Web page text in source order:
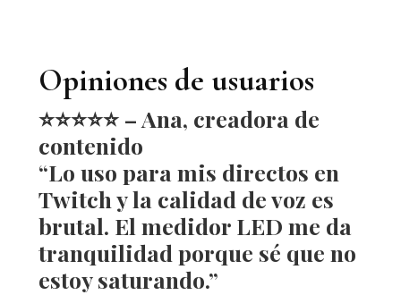
Opiniones de usuarios
⭐️⭐️⭐️⭐️⭐️ – Ana, creadora de
contenido
“Lo uso para mis directos en
Twitch y la calidad de voz es
brutal. El medidor LED me da
tranquilidad porque sé que no
estoy saturando.”